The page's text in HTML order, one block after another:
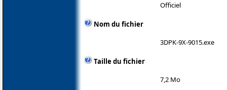
Officiel
Nom du fichier
3DPK-9X-9015.exe
Taille du fichier
7,2 Mo